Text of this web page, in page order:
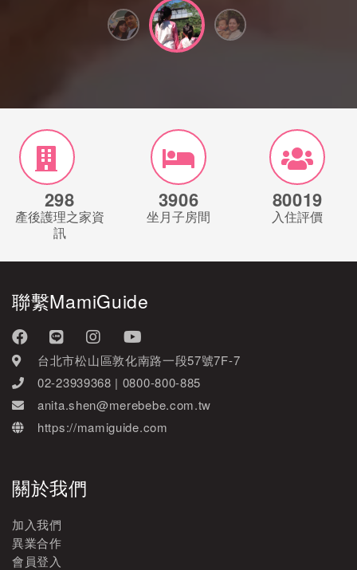
298
產後護理之家資
訊
3906
坐月子房間
80019
入住評價
聯繫MamiGuide
台北市松山區敦化南路一段57號7F-7
02-23939368 | 0800-800-885
anita.shen@merebebe.com.tw
https://mamiguide.com
關於我們
加入我們
異業合作
會員登入